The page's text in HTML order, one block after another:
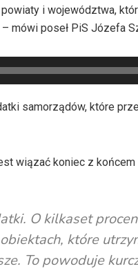
i województwa,
mówi poseł PiS Józefa
samorządów, które
wiązać koniec z
O kilkaset
które
To powoduje